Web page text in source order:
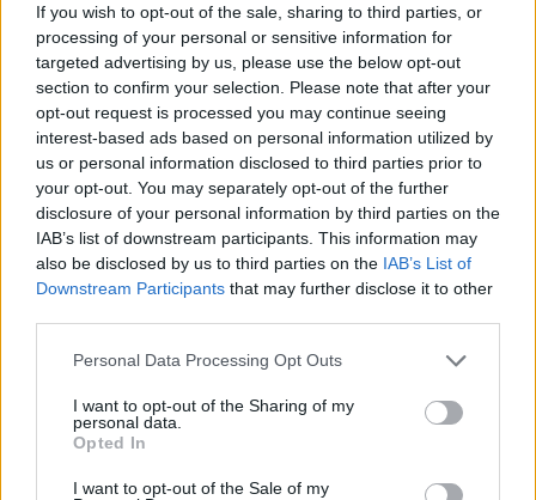
If you wish to opt-out of the sale, sharing to third parties, or
processing of your personal or sensitive information for
targeted advertising by us, please use the below opt-out
section to confirm your selection. Please note that after your
opt-out request is processed you may continue seeing
interest-based ads based on personal information utilized by
us or personal information disclosed to third parties prior to
your opt-out. You may separately opt-out of the further
disclosure of your personal information by third parties on the
IAB’s list of downstream participants. This information may
also be disclosed by us to third parties on the IAB’s List of
Downstream Participants that may further disclose it to other
Please note that this website/app uses one or more Google
not limited to your visit or usage behaviour. You may click to
grant or deny consent to Google and its third-party tags to
use your data for below specified purposes in below Google
consent section.
Personal Data Processing Opt Outs
I want to opt-out of the Sharing of my
personal data.
Opted In
I want to opt-out of the Sale of my
Tata műemlékfelújítás műemlék restaurálás
Történelmi táj, amelynek minden köve mesél –
megújul a tatai Angolkert
A projekt részeként megújulnak a területen található
műemlékek, köztük a különleges Műromok, valamint a közeli
M1 bővítés: már zajlik a teljesen új
Bicske Kelet csomópont építése